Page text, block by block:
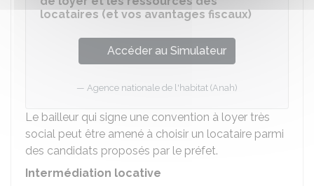
locataires (et vos avantages fiscaux)
Accéder au Simulateur
Agence nationale de l'habitat (Anah)
Le bailleur qui signe une convention à loyer très
social peut être amené à choisir un locataire parmi
des candidats proposés par le préfet.
Intermédiation locative